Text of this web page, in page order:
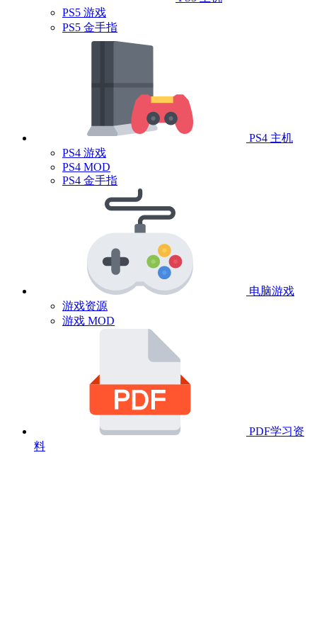
PS5 游戏
PS5 金手指
PS4 主机
PS4 游戏
PS4 MOD
PS4 金手指
电脑游戏
游戏资源
游戏 MOD
PDF学习资
料